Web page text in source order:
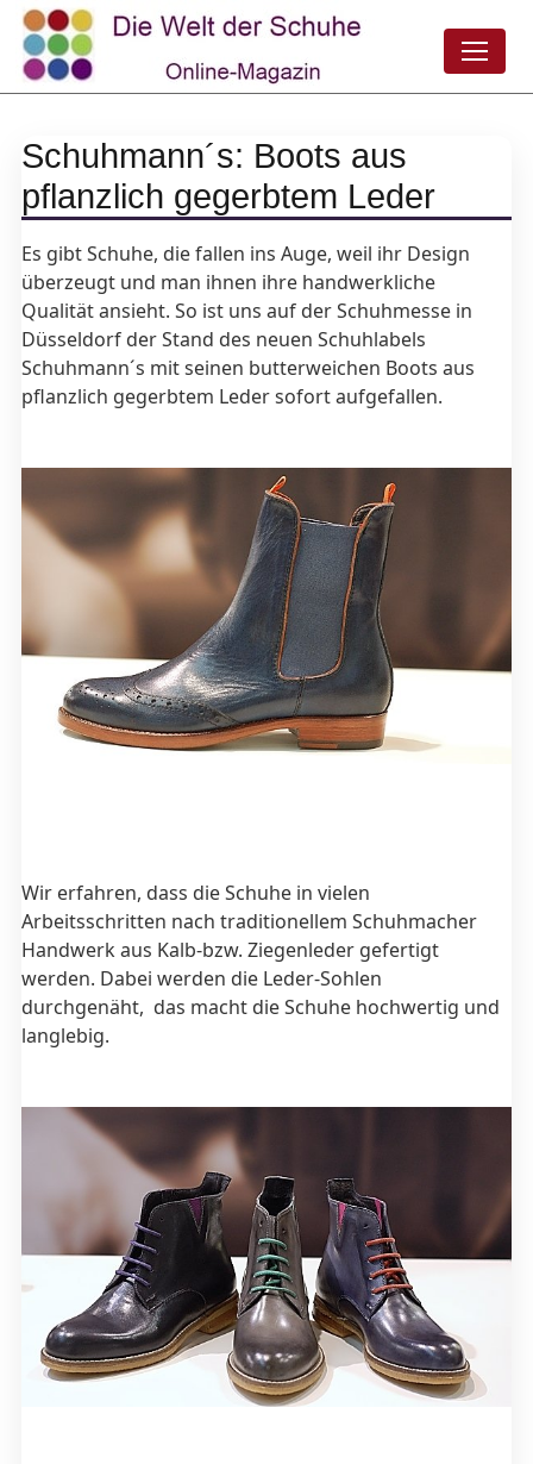
Schuhmann´s: Boots aus
pflanzlich gegerbtem Leder
Es gibt Schuhe, die fallen ins Auge, weil ihr Design
überzeugt und man ihnen ihre handwerkliche
Qualität ansieht. So ist uns auf der Schuhmesse in
Düsseldorf der Stand des neuen Schuhlabels
Schuhmann´s mit seinen butterweichen Boots aus
pflanzlich gegerbtem Leder sofort aufgefallen.
Wir erfahren, dass die Schuhe in vielen
Arbeitsschritten nach traditionellem Schuhmacher
Handwerk aus Kalb-bzw. Ziegenleder gefertigt
werden. Dabei werden die Leder-Sohlen
durchgenäht, das macht die Schuhe hochwertig und
langlebig.